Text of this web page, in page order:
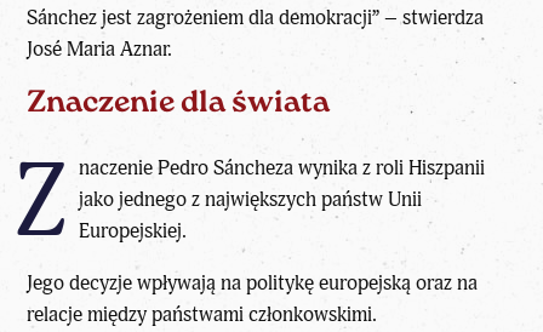
Sánchez jest zagrożeniem dla demokracji” – stwierdza
José Maria Aznar.
Znaczenie dla świata
Z naczenie Pedro Sáncheza wynika z roli Hiszpanii
jako jednego z największych państw Unii
Europejskiej.
Jego decyzje wpływają na politykę europejską oraz na
relacje między państwami członkowskimi.